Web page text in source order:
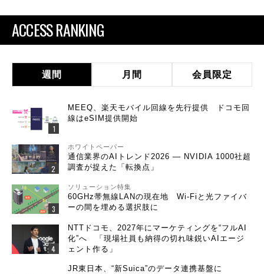
ACCESS RANKING
週間 月間 会員限定
MEEQ、楽天モバイル回線を先行提供 ドコモ回
線はeSIM提供開始
ホワイトペーパー
通信業界のAIトレンド2026 ― NVIDIA 1000社超
調査が捉えた「転換点」
ソリューション特集
60GHz帯無線LANの現在地 Wi-Fiと光ファイバ
ーの間を埋める選択肢に
NTTドコモ、2027年にマーケティングを“フルAI
化”へ 「現場社員も納得の切れ味鋭いAIエージ
ェント作る」
JR東日本、“新Suica”のデータ連携基盤に